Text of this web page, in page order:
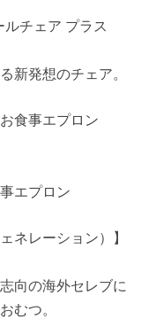
チェア プラス
新発想のチェア。
食事エプロン
エプロン
ネレーション）】
向の海外セレブに
むつ。